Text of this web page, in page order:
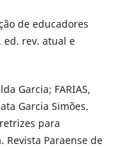
de educadores
ed. rev. atual e
Garcia; FARIAS,
Garcia Simões.
para
Paraense de